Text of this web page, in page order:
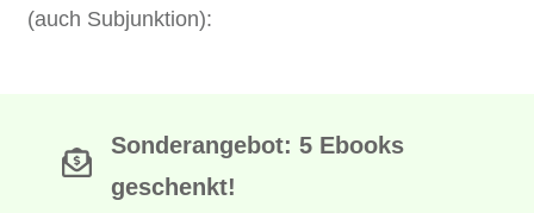
(auch Subjunktion):
Sonderangebot: 5 Ebooks
geschenkt!